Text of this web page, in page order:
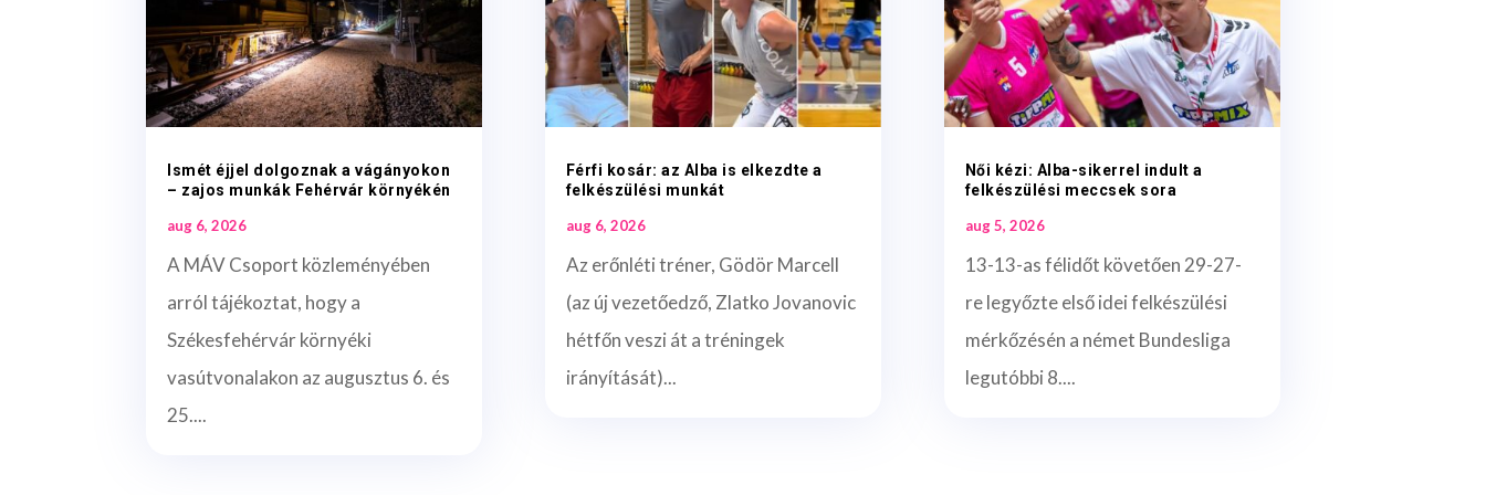
Ismét éjjel dolgoznak a vágányokon
– zajos munkák Fehérvár környékén
aug 6, 2026
A MÁV Csoport közleményében
arról tájékoztat, hogy a
Székesfehérvár környéki
vasútvonalakon az augusztus 6. és
25....
Férfi kosár: az Alba is elkezdte a
felkészülési munkát
aug 6, 2026
Az erőnléti tréner, Gödör Marcell
(az új vezetőedző, Zlatko Jovanovic
hétfőn veszi át a tréningek
irányítását)...
Női kézi: Alba-sikerrel indult a
felkészülési meccsek sora
aug 5, 2026
13-13-as félidőt követően 29-27-
re legyőzte első idei felkészülési
mérkőzésén a német Bundesliga
legutóbbi 8....